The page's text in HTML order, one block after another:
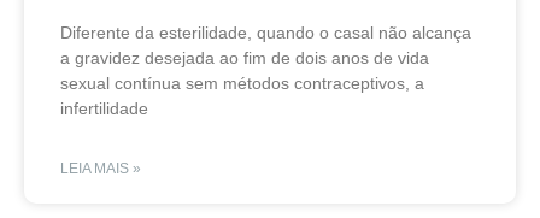
Diferente da esterilidade, quando o casal não alcança
a gravidez desejada ao fim de dois anos de vida
sexual contínua sem métodos contraceptivos, a
infertilidade
LEIA MAIS »